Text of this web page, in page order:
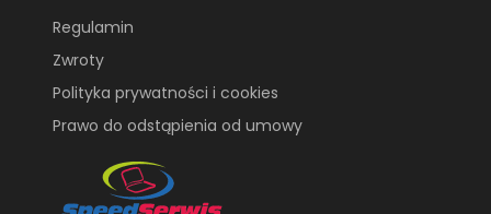
Regulamin
Zwroty
Polityka prywatności i cookies
Prawo do odstąpienia od umowy